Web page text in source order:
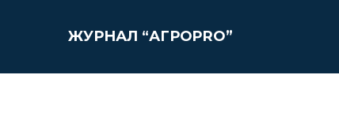
ЖУРНАЛ “АГРОPRO”